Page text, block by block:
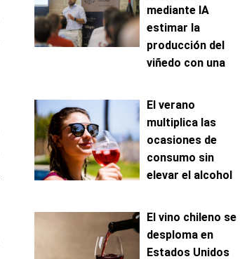
mediante IA
estimar la
producción del
viñedo con una
el 96%
El verano
multiplica las
ocasiones de
consumo sin
elevar el alcohol
El vino chileno se
desploma en
Estados Unidos